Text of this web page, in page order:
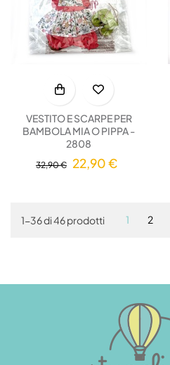
VESTITO E SCARPE PER
BAMBOLA MIA O PIPPA -
2808
32,90 € 22,90 €
1-36 di 46 prodotti 1 2